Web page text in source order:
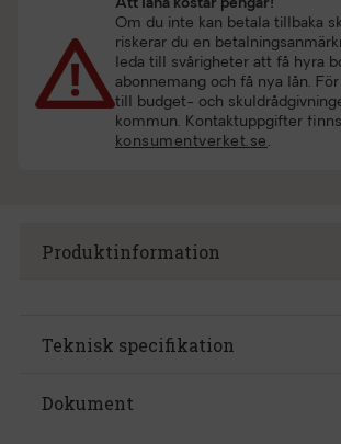
Att låna kostar pengar!
Om du inte kan betala tillbaka
riskerar du en
leda till svårigheter att få hyra
abonnemang och få nya lån.
till budget- och
kommun. Kontaktuppgifter
konsumentverket.se .
Produktinformation
Teknisk specifikation
Dokument